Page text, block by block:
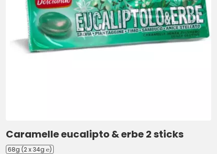
Caramelle eucalipto & erbe 2 sticks
68g (2 x 34g ℮)